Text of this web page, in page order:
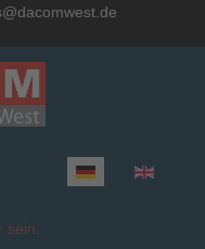
Sprache auswählen